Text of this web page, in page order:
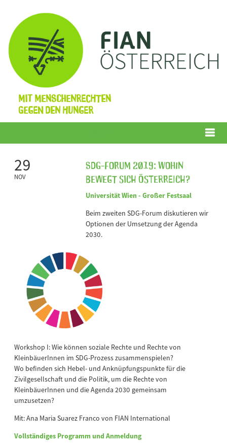
Mit Menschenrechten
gegen den Hunger
29
NOV
SDG-Forum 2019: Wohin
bewegt sich Österreich?
Universität Wien - Großer Festsaal
Beim zweiten SDG-Forum diskutieren wir
Optionen der Umsetzung der Agenda
2030.
Workshop I: Wie können soziale Rechte und Rechte von
KleinbäuerInnen im SDG-Prozess zusammenspielen?
Wo befinden sich Hebel- und Anknüpfungspunkte für die
Zivilgesellschaft und die Politik, um die Rechte von
KleinbäuerInnen und die Agenda 2030 gemeinsam
umzusetzen?
Mit: Ana Maria Suarez Franco von FIAN International
Vollständiges Programm und Anmeldung